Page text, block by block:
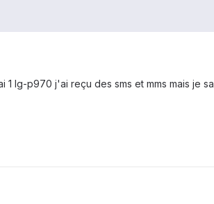
lg-p970 j'ai reçu des sms et mms mais je